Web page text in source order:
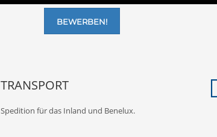
BEWERBEN!
TRANSPORT
Spedition für das Inland und Benelux.